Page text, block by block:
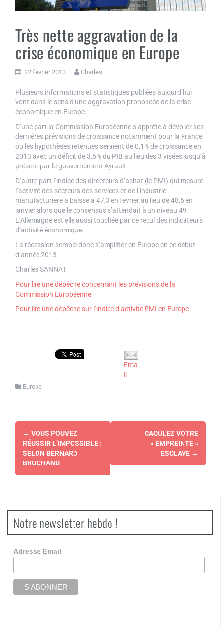
Très nette aggravation de la
crise économique en Europe
22 février 2013 Charles
Plusieurs informations et statistiques publiées aujourd’hui
vont dans le sens d’une aggravation prononcée de la crise
économique en Europe.
D’une part la Commission Européenne s’apprête à dévoiler ses
dernières prévisions de croissance notamment pour la France
ou les hypothèses retenues seraient de 0,1% de croissance en
2013 avec un déficit de 3,6% du PIB au lieu des 3 visées jusqu’à
présent par le gouvernement Ayrault.
D’autre part l’indice des directeurs d’achat (le PMI) qui mesure
l’activité des secteurs des services et de l’industrie
manufacturière a baissé à 47,3 en février au lieu de 48,6 en
janvier alors que le consensus s’attendait à un niveau 49.
L’Allemagne est elle aussi touchée par ce recul des indicateurs
d’activité économique.
La récession semble donc s’amplifier en Europe en ce début
d’année 2013.
Charles SANNAT
Pour lire une dépêche concernant les prévisions de la
Commission Européenne
Pour lire une dépêche sur l’indice d’activité PMI en Europe
Ema
il
Europe
Navigation
d'article
← VOUS POUVEZ
RÉUSSIR L’IMPOSSIBLE :
SELON BERNARD
BROCHAND
CACULEZ VOTRE
« EMPREINTE »
ESCLAVE →
Notre newsletter hebdo !
Adresse Email